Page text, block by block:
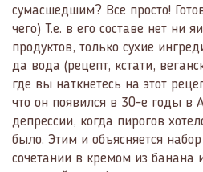
сумасшедшим? Все просто!
чего) Т.е. в его составе нет ни
продуктов, только сухие
да вода (рецепт, кстати,
где вы наткнетесь на этот
что он появился в 30-е годы в
депрессии, когда пирогов
было. Этим и объясняется
сочетании в кремом из банана